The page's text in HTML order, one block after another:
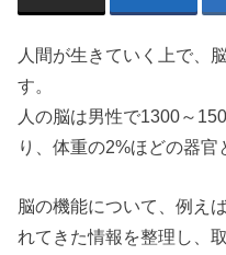
人間が生きていく上で、
す。
人の脳は男性で1300～
り、体重の2%ほどの器官
脳の機能について、例え
れてきた情報を整理し、